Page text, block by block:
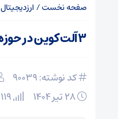
صفحه نخست/ ارزدیجیتال
۳ آلت کوین در حوزه دیفای با ۱۰۰ درصد سود!
کد نوشته: 90039